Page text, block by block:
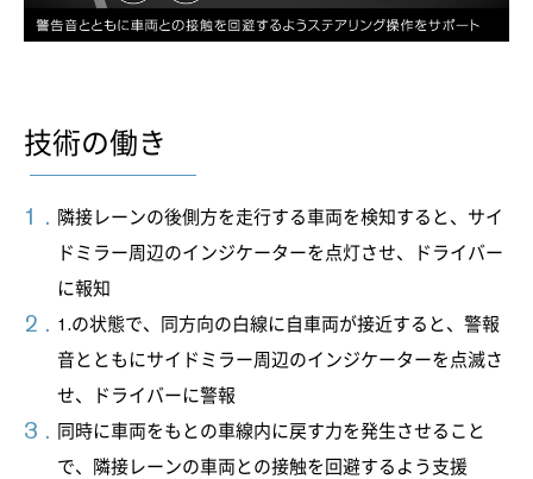
技術の働き
隣接レーンの後側方を走行する車両を検知すると、サイ
ドミラー周辺のインジケーターを点灯させ、ドライバー
に報知
1.の状態で、同方向の白線に自車両が接近すると、警報
音とともにサイドミラー周辺のインジケーターを点滅さ
せ、ドライバーに警報
同時に車両をもとの車線内に戻す力を発生させること
で、隣接レーンの車両との接触を回避するよう支援